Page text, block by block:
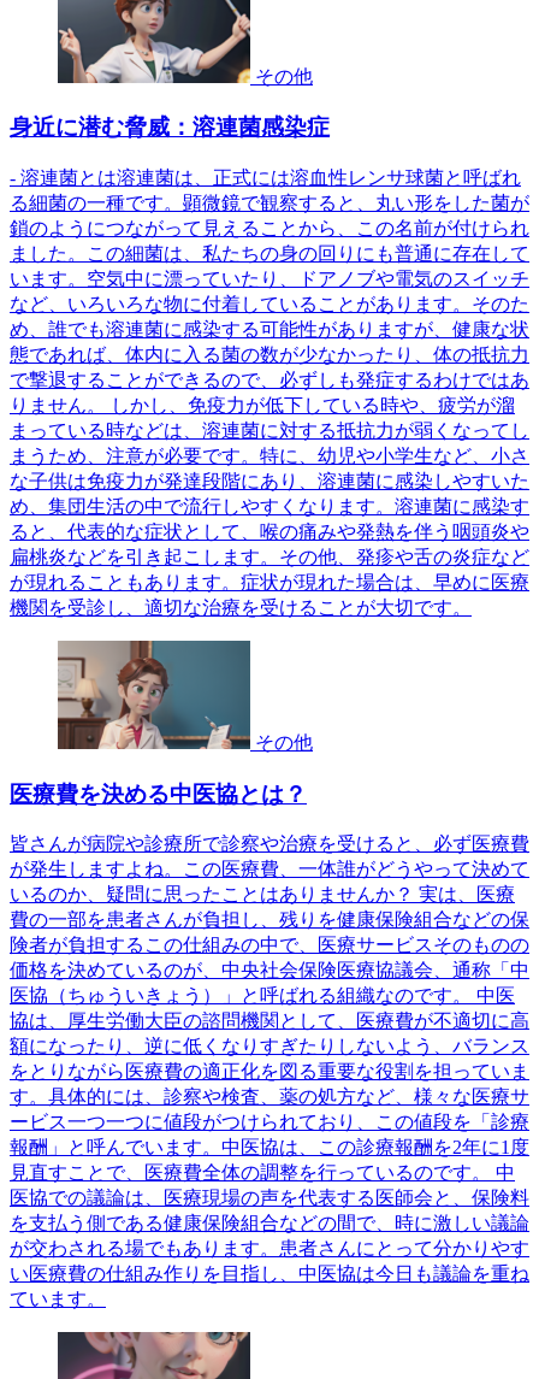
その他
身近に潜む脅威：溶連菌感染症
- 溶連菌とは溶連菌は、正式には溶血性レンサ球菌と呼ばれ
る細菌の一種です。顕微鏡で観察すると、丸い形をした菌が
鎖のようにつながって見えることから、この名前が付けられ
ました。この細菌は、私たちの身の回りにも普通に存在して
います。空気中に漂っていたり、ドアノブや電気のスイッチ
など、いろいろな物に付着していることがあります。そのた
め、誰でも溶連菌に感染する可能性がありますが、健康な状
態であれば、体内に入る菌の数が少なかったり、体の抵抗力
で撃退することができるので、必ずしも発症するわけではあ
りません。 しかし、免疫力が低下している時や、疲労が溜
まっている時などは、溶連菌に対する抵抗力が弱くなってし
まうため、注意が必要です。特に、幼児や小学生など、小さ
な子供は免疫力が発達段階にあり、溶連菌に感染しやすいた
め、集団生活の中で流行しやすくなります。溶連菌に感染す
ると、代表的な症状として、喉の痛みや発熱を伴う咽頭炎や
扁桃炎などを引き起こします。その他、発疹や舌の炎症など
が現れることもあります。症状が現れた場合は、早めに医療
機関を受診し、適切な治療を受けることが大切です。
その他
医療費を決める中医協とは？
皆さんが病院や診療所で診察や治療を受けると、必ず医療費
が発生しますよね。この医療費、一体誰がどうやって決めて
いるのか、疑問に思ったことはありませんか？ 実は、医療
費の一部を患者さんが負担し、残りを健康保険組合などの保
険者が負担するこの仕組みの中で、医療サービスそのものの
価格を決めているのが、中央社会保険医療協議会、通称「中
医協（ちゅういきょう）」と呼ばれる組織なのです。 中医
協は、厚生労働大臣の諮問機関として、医療費が不適切に高
額になったり、逆に低くなりすぎたりしないよう、バランス
をとりながら医療費の適正化を図る重要な役割を担っていま
す。具体的には、診察や検査、薬の処方など、様々な医療サ
ービス一つ一つに値段がつけられており、この値段を「診療
報酬」と呼んでいます。中医協は、この診療報酬を2年に1度
見直すことで、医療費全体の調整を行っているのです。 中
医協での議論は、医療現場の声を代表する医師会と、保険料
を支払う側である健康保険組合などの間で、時に激しい議論
が交わされる場でもあります。患者さんにとって分かりやす
い医療費の仕組み作りを目指し、中医協は今日も議論を重ね
ています。